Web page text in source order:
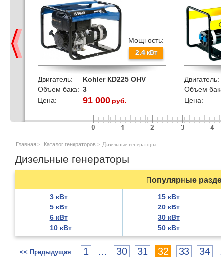
Мощность:
2.4кВт
Двигатель:
Kohler KD225 OHV
Объем бака: 3
Цена:
91 000руб.
Двигатель:
Объем
Цена:
кВт
Главная > Каталог генераторов > Дизельные генераторы
Дизельные генераторы
Популярные
3 кВт
5 кВт
6 кВт
10 кВт
15 кВт
20 кВт
30 кВт
50 кВт
<< Предыдущая 1 ... 30 31 32 33 34